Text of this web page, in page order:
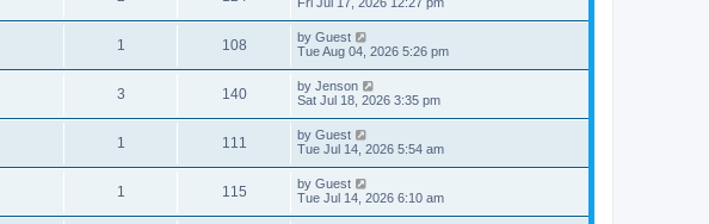
Fri Jul 17, 2026 12:27 pm
1 108 by Guest
Tue Aug 04, 2026 5:26 pm
3 140 by Jenson
Sat Jul 18, 2026 3:35 pm
1 111 by Guest
Tue Jul 14, 2026 5:54 am
1 115 by Guest
Tue Jul 14, 2026 6:10 am